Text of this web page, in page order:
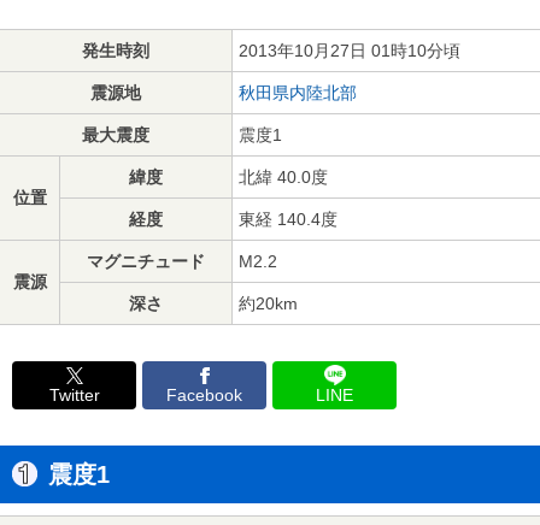
発生時刻 2013年10月27日 01時10分頃
震源地 秋田県内陸北部
最大震度 震度1
位置
緯度 北緯 40.0度
経度 東経 140.4度
震源
マグニチュード M2.2
深さ 約20km
Twitter Facebook LINE
震度1